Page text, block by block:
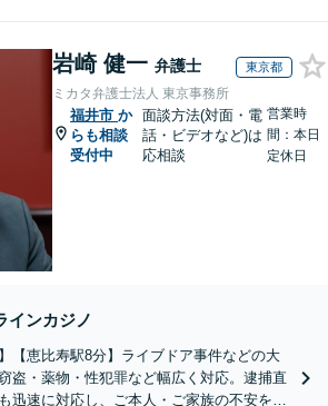
岩崎 健一 弁護士 東京都
ミカタ弁護士法人 東京事務所
福井市 か
らも相談
受付中
面談方法(対面・電
話・ビデオなど)は
応相談
営業時
間：本日
定休日
インカジノ
【恵比寿駅8分】ライブドア事件などの大
盗・薬物・性犯罪など幅広く対応。逮捕直
迅速に対応し、ご本人・ご家族の不安を最